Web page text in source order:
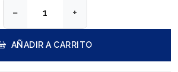
− +
AÑADIR A CARRITO